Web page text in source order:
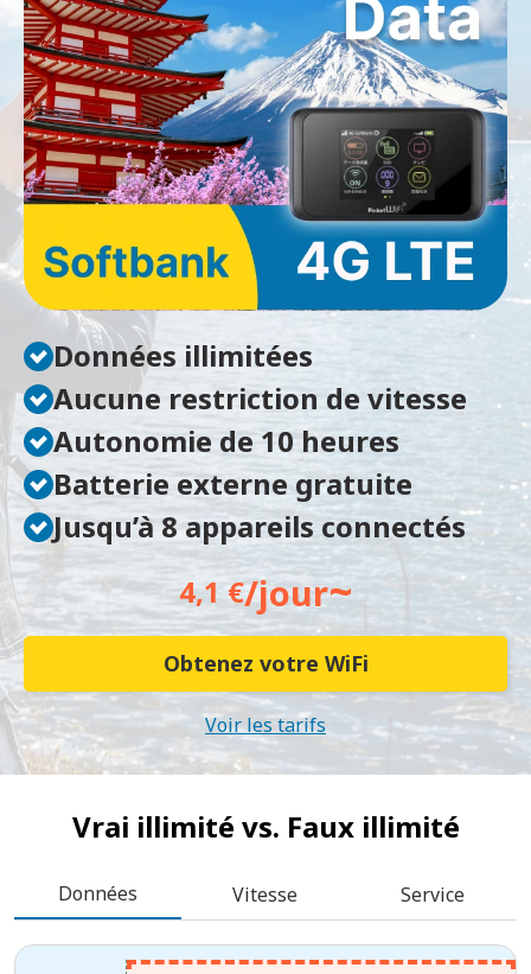
Données illimitées
Aucune restriction de vitesse
Autonomie de 10 heures
Batterie externe gratuite
Jusqu’à 8 appareils connectés
4,1 €/jour~
Obtenez votre WiFi
Voir les tarifs
Vrai illimité vs. Faux illimité
Données Vitesse Service